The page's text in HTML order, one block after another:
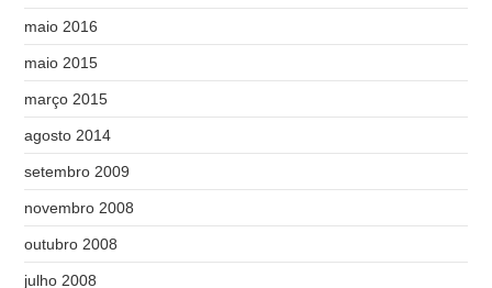
maio 2016
maio 2015
março 2015
agosto 2014
setembro 2009
novembro 2008
outubro 2008
julho 2008